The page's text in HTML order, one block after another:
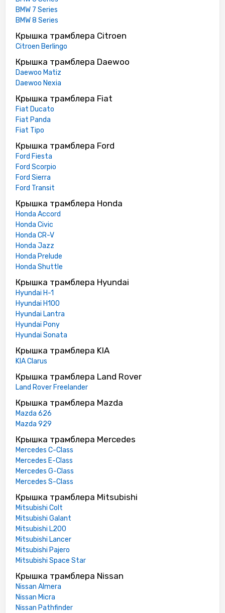
BMW 7 Series
BMW 8 Series
Крышка трамблера Citroen
Citroen Berlingo
Крышка трамблера Daewoo
Daewoo Matiz
Daewoo Nexia
Крышка трамблера Fiat
Fiat Ducato
Fiat Panda
Fiat Tipo
Крышка трамблера Ford
Ford Fiesta
Ford Scorpio
Ford Sierra
Ford Transit
Крышка трамблера Honda
Honda Accord
Honda Civic
Honda CR-V
Honda Jazz
Honda Prelude
Honda Shuttle
Крышка трамблера Hyundai
Hyundai H-1
Hyundai H100
Hyundai Lantra
Hyundai Pony
Hyundai Sonata
Крышка трамблера KIA
KIA Clarus
Крышка трамблера Land Rover
Land Rover Freelander
Крышка трамблера Mazda
Mazda 626
Mazda 929
Крышка трамблера Mercedes
Mercedes C-Class
Mercedes E-Class
Mercedes G-Class
Mercedes S-Class
Крышка трамблера Mitsubishi
Mitsubishi Colt
Mitsubishi Galant
Mitsubishi L200
Mitsubishi Lancer
Mitsubishi Pajero
Mitsubishi Space Star
Крышка трамблера Nissan
Nissan Almera
Nissan Micra
Nissan Pathfinder